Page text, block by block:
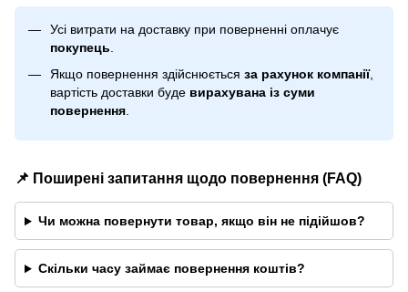
Усі витрати на доставку при поверненні оплачує
покупець.
Якщо повернення здійснюється за рахунок компанії,
вартість доставки буде вирахувана із суми
повернення
📌 Поширені запитання щодо повернення (FAQ)
Чи можна повернути товар, якщо він не підійшов?
Скільки часу займає повернення коштів?